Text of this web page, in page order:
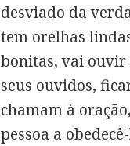
desviado da
tem orelhas
bonitas, vai ouvir
seus ouvidos,
chamam à
pessoa a